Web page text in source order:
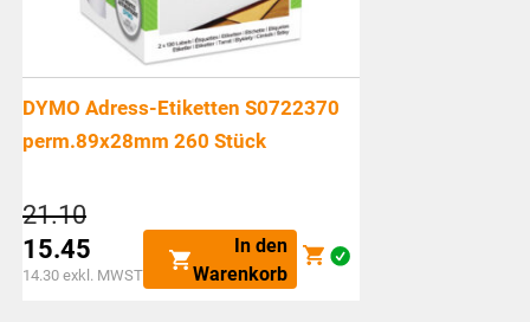
DYMO Adress-Etiketten S0722370
perm.89x28mm 260 Stück
21.10Ursprünglicher
Preis
war:
CHF21.10
15.45
Aktueller
14.30 exkl. MWST
In den
Warenkorb